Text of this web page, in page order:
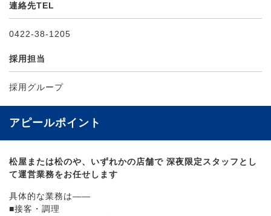
連絡先TEL
0422-38-1205
採用担当
採用グループ
アピールポイント
松屋または松のや、いずれかの店舗で 深夜限定スタッフとし
て運営業務をお任せします
具体的な業務は――
■接客・調理